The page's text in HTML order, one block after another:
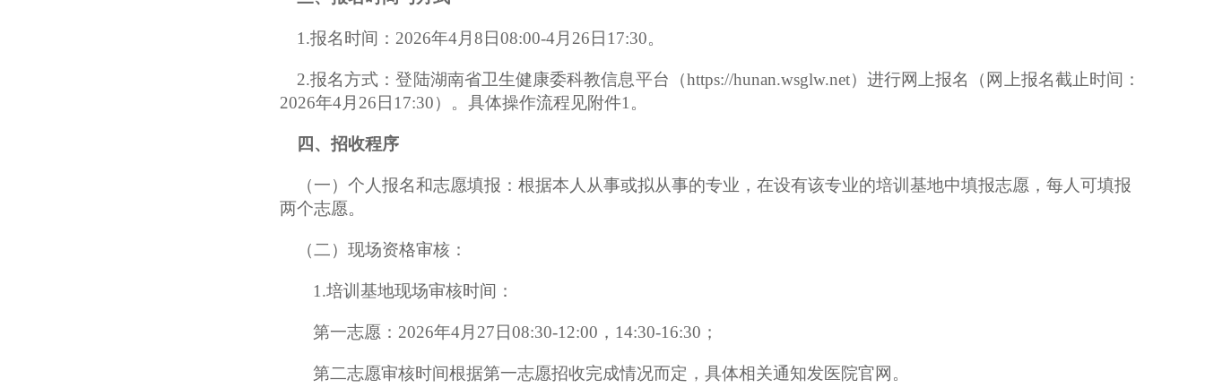
1.报名时间 ： 2026年4月8日08:00-4月26日17:30。
2.报名方式：登陆湖南省卫生健康委科教信息平台（https://hunan.wsglw.net）进行网上报名 （ 网上报名截止时间：
2026年4月26日 1 7:30） 。 具体操作流程见附件1 。
四 、招收程序
（一） 个人报名和志愿填报：根据本人从事或拟从事的专业，在设有该专业的培训基地中填报志愿 ， 每人可填报
两个志愿。
（二） 现场资格审核：
1 .培训基地现场审核时间：
第一志愿： 2026年4月 27日08:30-12:00，14:30-16:30 ；
第二志愿审核时间根据第一志愿招收完成情况而定，具体相关通知发医院官网。